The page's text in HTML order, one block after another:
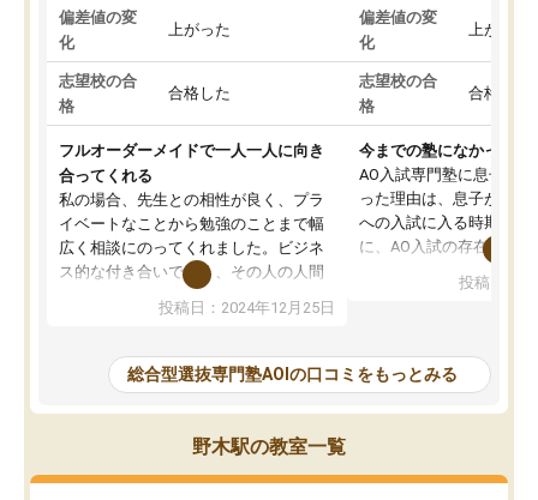
偏差値の変
化
上がった
志望校の合
格
合格した
フルオーダーメイドで一人一人に向き
合ってくれる
私の場合、先生との相性が良く、プラ
イベートなことから勉強のことまで幅
広く相談にのってくれました。ビジネ
ス的な付き合いでなく、その人の人間
性までを適切に把握し、むきあってい
るなぁと強く感じることできました。
と相談すると、他の先生も紹介してく
ださり、客観的なアドバイスもいただ
くことができました（志望理由・自己
PR等の添削において）。そして、なに
より自習室が解放されている点がよか
ったです。友達と好きな時間に自習
投稿日：2024年12月25日
偏差値の変
化
上がった
志望校の合
格
合格した
今までの塾になかった
AO入試専門塾に息子を
った理由は、息子が高校
への入試に入る時期に差
に、AO入試の存在を息
たことから、AOIに入塾
で、AO入試を改めて知
それに対しての具体的な
ことでした。更に子供の
けてらっしゃいますので
投稿日：
総合型選抜専門塾AOIの口コミをもっとみる
野木駅の教室一覧